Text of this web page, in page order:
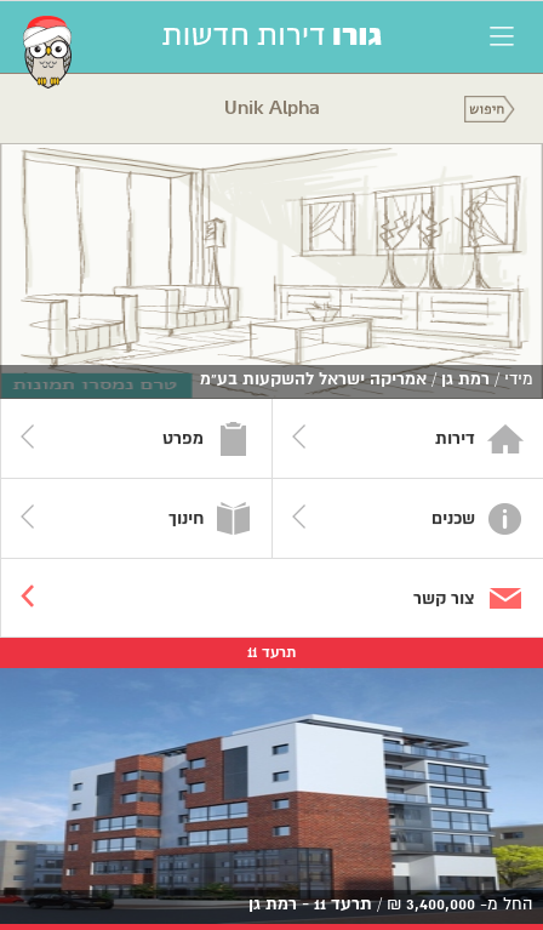
Unik Alpha
מידי /רמת גן/אמריקה ישראל להשקעות בע"מ
דירות מפרט
שכנים חינוך
צור קשר
תרעד 11
החל מ- 3,400,000
₪
/תרעד 11 - רמת גן